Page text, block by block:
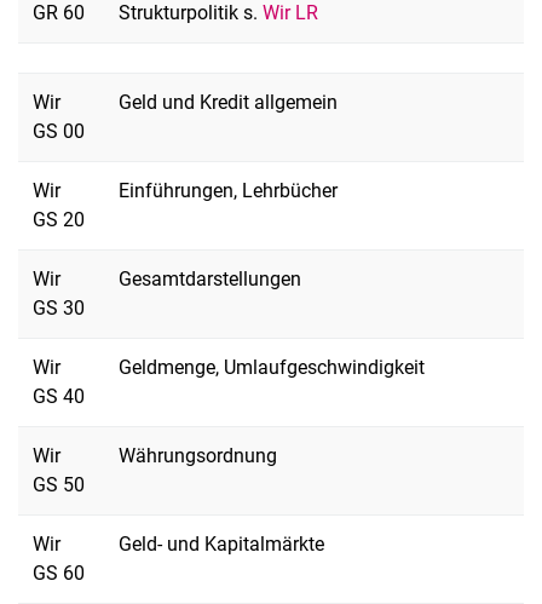
GR 60
Strukturpolitik s. Wir LR
Wir
GS 00
Geld und Kredit allgemein
Wir
GS 20
Einführungen, Lehrbücher
Wir
GS 30
Gesamtdarstellungen
Wir
GS 40
Geldmenge, Umlaufgeschwindigkeit
Wir
GS 50
Währungsordnung
Wir
GS 60
Geld- und Kapitalmärkte